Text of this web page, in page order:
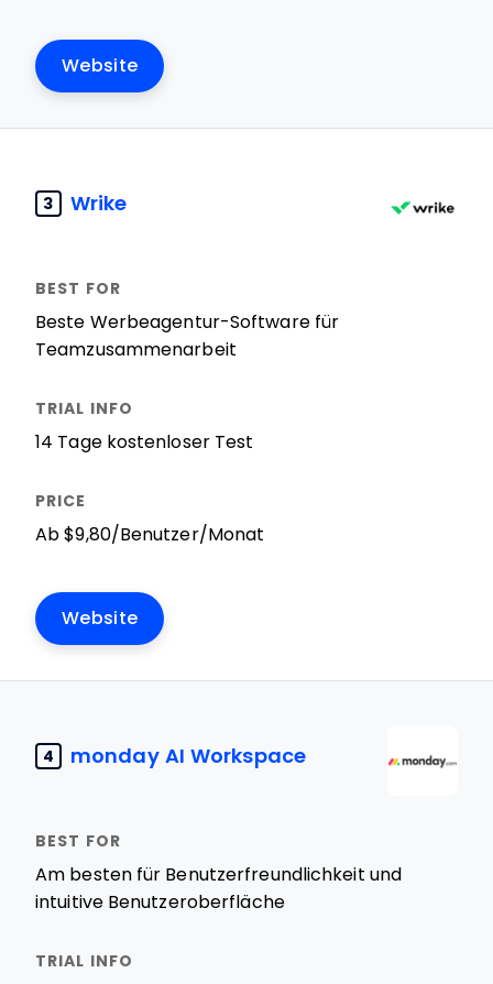
Website
3 Wrike
Beste Werbeagentur-Software für
Teamzusammenarbeit
14 Tage kostenloser Test
Ab $9,80/Benutzer/Monat
Website
4 monday AI Workspace
Am besten für Benutzerfreundlichkeit und
intuitive Benutzeroberfläche